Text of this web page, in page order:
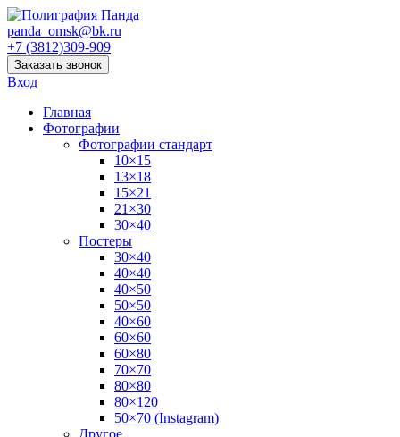
panda_omsk@bk.ru
+7 (3812)309-909
Заказать звонок
Вход
Главная
Фотографии
Фотографии стандарт
10×15
13×18
15×21
21×30
30×40
Постеры
30×40
40×40
40×50
50×50
40×60
60×60
60×80
70×70
80×80
80×120
50×70 (Instagram)
Другое